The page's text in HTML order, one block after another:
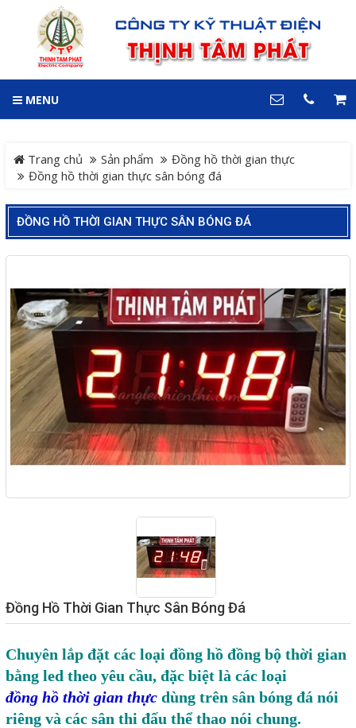
MENU
Trang chủ Sản phẩm
Đồng hồ thời gian thực
Đồng hồ thời gian thực sân bóng đá
ĐỒNG HỒ THỜI GIAN THỰC SÂN BÓNG ĐÁ
Đồng Hồ Thời Gian Thực Sân Bóng Đá
Chuyên lắp đặt các loại đồng hồ đồng bộ thời gian
bằng led theo yêu cầu, đặc biệt là các loại
đồng hồ thời gian thực dùng trên sân bóng đá nói
riêng và các sân thi đấu thể thao nói chung.
Trang chủ
Sản phẩm
Toàn Xe Nâng
Hệ thống điều khiển giám
sát và thu thập dữ liệu
Giải pháp quản lý bằng mã
vạch
Bảng LED điện tử
Bảng điện tử năng suất
Đồng hồ thời gian thực
Màn hình cảm ứng HMI
Biến tần
Máy tính công nghiệp
Motor Servo / Driver Servo
GIỎ HÀNG
LIÊN HỆ
Hotline
0909 199 102
Địa chỉ
64 đường 24, KDC Hiệp
Điện thoại
0909 199 102
COPYRIGHT 2018. ALL RIGHTS RESERVED